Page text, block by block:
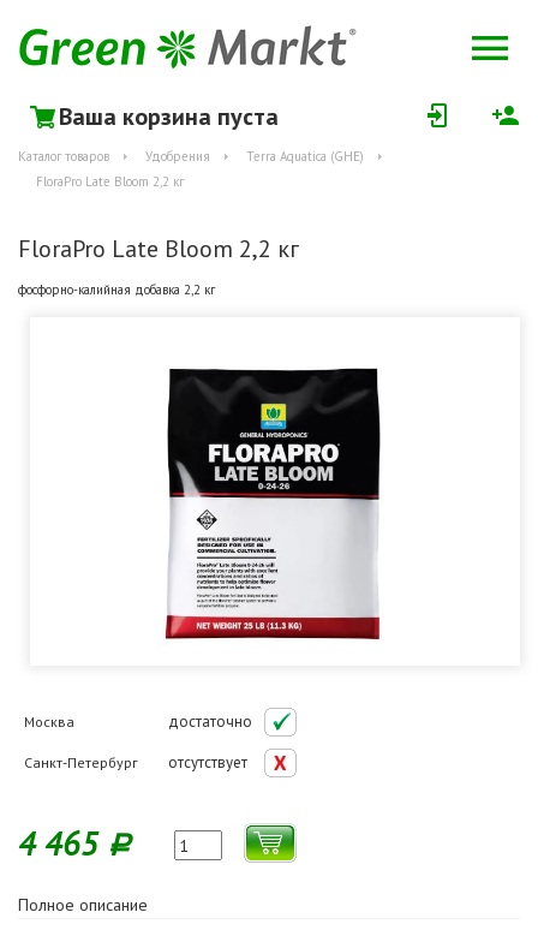
Ваша корзина пуста
Каталог товаров Удобрения
Terra Aquatica (GHE)
FloraPro Late Bloom 2,2 кг
FloraPro Late Bloom 2,2 кг
фосфорно-калийная добавка 2,2 кг
Москва достаточно
Санкт-Петербург отсутствует
4 465 Р
Полное описание